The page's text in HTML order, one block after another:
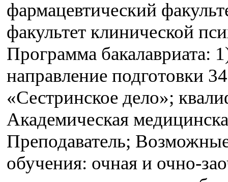
фармацевтический
факультет клинической
Программа бакалавриата:
направление подготовки
«Сестринское дело»;
Академическая
Преподаватель;
обучения: очная и очно-